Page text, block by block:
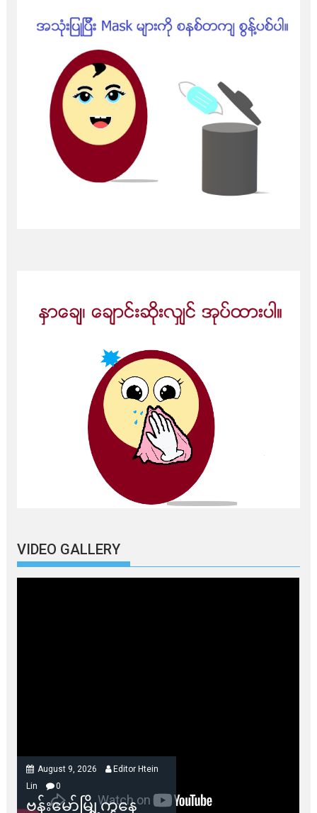
VIDEO GALLERY
August 9, 2026
Editor Htein
Lin
0
ဗန်းမော်မြို့ကနေ